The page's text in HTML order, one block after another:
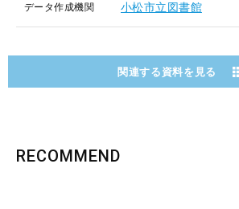
データ作成機関 小松市立図書館
関連する資料を見る
RECOMMEND